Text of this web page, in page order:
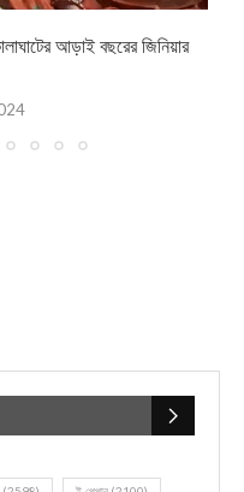
আড়াই বছরের জিনিয়ার